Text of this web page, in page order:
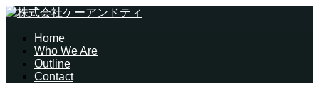
Home
Who We Are
Outline
Contact